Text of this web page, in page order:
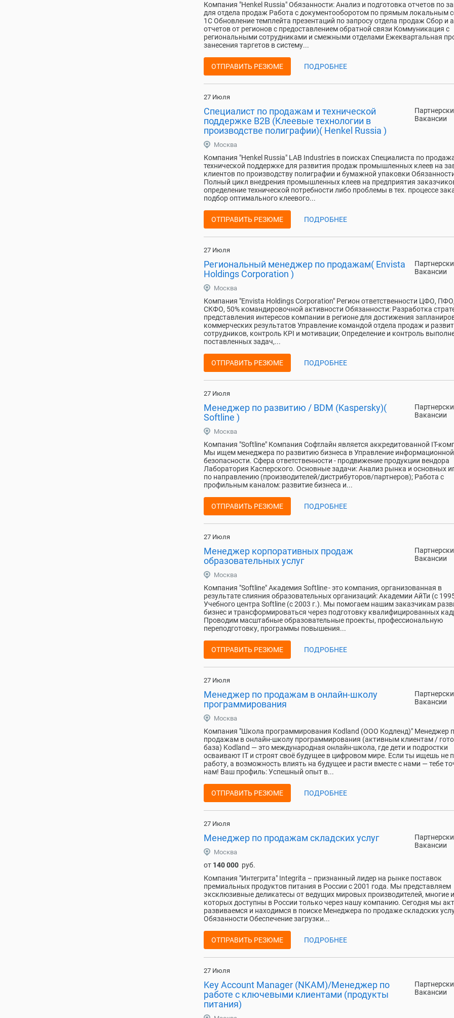
Компания "Henkel Russia" Обязанности: Анализ и подготовка отчетов по
для отдела продаж Работа с документооборотом по прямым локальным
1С Обновление темплейта презентаций по запросу отдела продаж Сбор и
отчетов от регионов с предоставлением обратной связи Коммуникация с
региональными сотрудниками и смежными отделами Ежеквартальная
занесения таргетов в систему...
ОТПРАВИТЬ РЕЗЮМЕ ПОДРОБНЕЕ
27 Июля
Вакансии
Специалист по продажам и технической
поддержке В2В (Клеевые технологии в
производстве полиграфии)( Henkel Russia )
Москва
Компания "Henkel Russia" LAB Industries в поисках Специалиста по
технической поддержке для развития продаж промышленных клеев на
клиентов по производству полиграфии и бумажной упаковки
Полный цикл внедрения промышленных клеев на предприятия
определение технической потребности либо проблемы в тех. процессе
подбор оптимального клеевого...
ОТПРАВИТЬ РЕЗЮМЕ ПОДРОБНЕЕ
27 Июля
Вакансии
Региональный менеджер по продажам( Envista
Holdings Corporation )
Москва
Компания "Envista Holdings Corporation" Регион ответственности ЦФО,
СКФО, 50% командировочной активности Обязанности: Разработка
представления интересов компании в регионе для достижения
коммерческих результатов Управление командой отдела продаж и
сотрудников, контроль KPI и мотивации; Определение и контроль
поставленных задач,...
ОТПРАВИТЬ РЕЗЮМЕ ПОДРОБНЕЕ
27 Июля
Вакансии
Менеджер по развитию / BDM (Kaspersky)(
Softline )
Москва
Компания "Softline" Компания Софтлайн является аккредитованной IT-
Мы ищем менеджера по развитию бизнеса в Управление информационной
безопасности. Сфера ответственности - продвижение продукции вендора
Лаборатория Касперского. Основные задачи: Анализ рынка и основных
по направлению (производителей/дистрибуторов/партнеров); Работа с
профильным каналом: развитие бизнеса и...
ОТПРАВИТЬ РЕЗЮМЕ ПОДРОБНЕЕ
27 Июля
Вакансии
Менеджер корпоративных продаж
образовательных услуг
Москва
Компания "Softline" Академия Softline - это компания, организованная в
результате слияния образовательных организаций: Академии АйТи (с
Учебного центра Softline (с 2003 г.). Мы помогаем нашим заказчикам
бизнес и трансформироваться через подготовку квалифицированных
Проводим масштабные образовательные проекты, профессиональную
переподготовку, программы повышения...
ОТПРАВИТЬ РЕЗЮМЕ ПОДРОБНЕЕ
27 Июля
Вакансии
Менеджер по продажам в онлайн-школу
программирования
Москва
Компания "Школа программирования Kodland (ООО Кодленд)" Менеджер
продажам в онлайн-школу программирования (активным клиентам /
база) Kodland — это международная онлайн-школа, где дети и подростки
осваивают IT и строят своё будущее в цифровом мире. Если ты ищешь не
работу, а возможность влиять на будущее и расти вместе с нами — тебе
нам! Ваш профиль: Успешный опыт в...
ОТПРАВИТЬ РЕЗЮМЕ ПОДРОБНЕЕ
27 Июля
Вакансии
Менеджер по продажам складских услуг
Москва
от 140 000 руб.
Компания "Интегрита" Integrita – признанный лидер на рынке поставок
премиальных продуктов питания в России с 2001 года. Мы представляем
эксклюзивные деликатесы от ведущих мировых производителей, многие
которых доступны в России только через нашу компанию. Сегодня мы
развиваемся и находимся в поиске Менеджера по продаже складских
Обязанности Обеспечение загрузки...
ОТПРАВИТЬ РЕЗЮМЕ ПОДРОБНЕЕ
27 Июля
Вакансии
Key Account Manager (NКАМ)/Менеджер по
работе с ключевыми клиентами (продукты
питания)